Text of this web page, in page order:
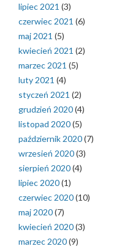
lipiec 2021 (3)
czerwiec 2021 (6)
maj 2021 (5)
kwiecień 2021 (2)
marzec 2021 (5)
luty 2021 (4)
styczeń 2021 (2)
grudzień 2020(4)
listopad 2020(5)
październik 2020(7)
wrzesień 2020(3)
sierpień 2020(4)
lipiec 2020(1)
czerwiec 2020(10)
maj 2020(7)
kwiecień 2020(3)
marzec 2020(9)